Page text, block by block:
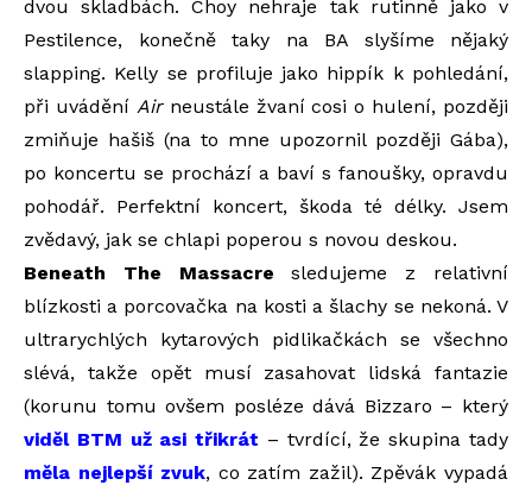
dvou skladbách. Choy nehraje tak rutinně jako v
Pestilence, konečně taky na BA slyšíme nějaký
slapping. Kelly se profiluje jako hippík k pohledání,
při uvádění Airneustále žvaní cosi o hulení, později
zmiňuje hašiš (na to mne upozornil později Gába),
po koncertu se prochází a baví s fanoušky, opravdu
pohodář. Perfektní koncert, škoda té délky. Jsem
zvědavý, jak se chlapi poperou s novou deskou.
Beneath The Massacre sledujeme z relativní
blízkosti a porcovačka na kosti a šlachy se nekoná. V
ultrarychlých kytarových pidlikačkách se všechno
slévá, takže opět musí zasahovat lidská fantazie
(korunu tomu ovšem posléze dává Bizzaro – který
viděl BTM už asi třikrát – tvrdící, že skupina tady
měla nejlepší zvuk, co zatím zažil). Zpěvák vypadá